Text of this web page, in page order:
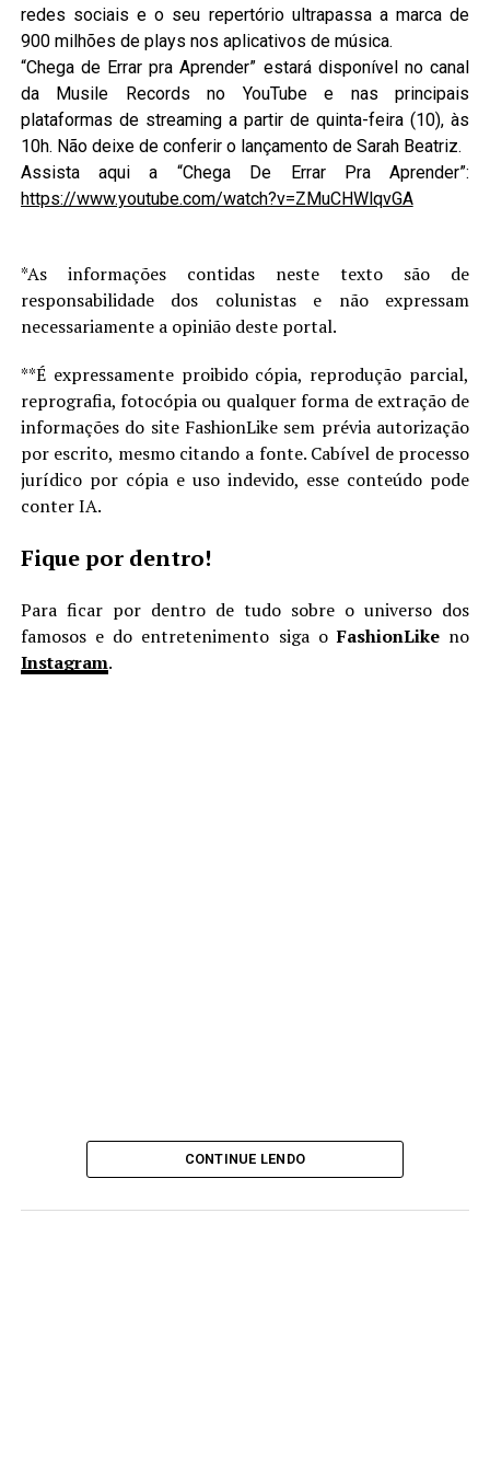
redes sociais e o seu repertório ultrapassa a marca de
900 milhões de plays nos aplicativos de música.
“Chega de Errar pra Aprender” estará disponível no canal
da Musile Records no YouTube e nas principais
plataformas de streaming a partir de quinta-feira (10), às
10h. Não deixe de conferir o lançamento de Sarah Beatriz.
Assista aqui a “Chega De Errar Pra Aprender”:
https://www.youtube.com/watch?v=ZMuCHWlqvGA
*As informações contidas neste texto são de
responsabilidade dos colunistas e não expressam
necessariamente a opinião deste portal.
**É expressamente proibido cópia, reprodução parcial,
reprografia, fotocópia ou qualquer forma de extração de
informações do site FashionLike sem prévia autorização
por escrito, mesmo citando a fonte. Cabível de processo
jurídico por cópia e uso indevido, esse conteúdo pode
conter IA.
Fique por dentro!
Para ficar por dentro de tudo sobre o universo dos
famosos e do entretenimento siga oFashionLike no
Instagram.
CONTINUE LENDO